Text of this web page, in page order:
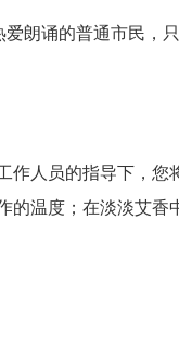
朗诵的普通市民，
作人员的指导下，您
的温度；在淡淡艾香